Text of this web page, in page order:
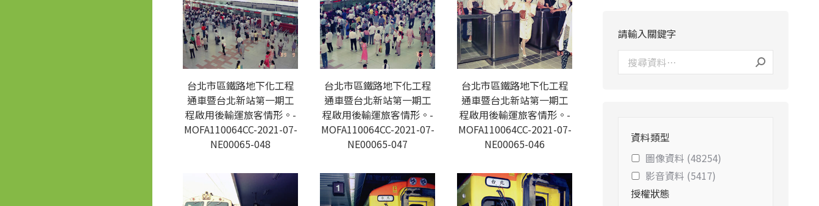
台北市區鐵路地下化工程
通車暨台北新站第一期工
程啟用後輸運旅客情形。-
MOFA110064CC-2021-07-
NE00065-048
台北市區鐵路地下化工程
通車暨台北新站第一期工
程啟用後輸運旅客情形。-
MOFA110064CC-2021-07-
NE00065-047
台北市區鐵路地下化工程
通車暨台北新站第一期工
程啟用後輸運旅客情形。-
MOFA110064CC-2021-07-
NE00065-046
請輸入關鍵字
資料類型
圖像資料 (48254)
影音資料 (5417)
授權狀態